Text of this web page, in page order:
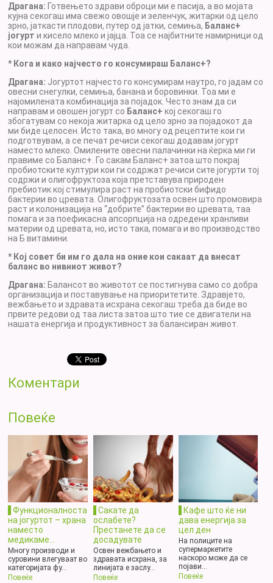
Драгана: Готвењето здрави оброци ми е пасија, а во мојата
кујна секогаш има свежо овошје и зеленчук, житарки од цело
зрно, јаткасти плодови, путер од јатки, семиња, Баланс+
јогурт и кисело млеко и јајца. Тоа се најбитните намирници од
кои можам да направам чуда.
* Кога и како најчесто го консумираш Баланс+?
Драгана: Јогуртот најчесто го консумирам наутро, го јадам со
овесни снегулки, семиња, банана и боровинки. Тоа ми е
најомилената комбинација за појадок. Често знам да си
направам и овошен јогурт со Баланс+ кој секогаш го
збогатувам со некоја житарка од цело зрно за појадокот да
ми биде целосен. Исто така, во многу од рецептите кои ги
подготвувам, а се печат речиси секогаш додавам јогурт
наместо млеко. Омилените овесни палачинки на ќерка ми ги
правиме со Баланс+. Го сакам Баланс+ затоа што покрај
пробиотските култури кои ги содржат речиси сите јогурти тој
содржи и олигофруктоза која претставува природен
пребиотик кој стимулира раст на пробиотски бифидо
бактерии во цревата. Олигофруктозата освен што промовира
раст и колонизација на “добрите” бактерии во цревата, таа
помага и за поефикасна апсорпција на одредени хранливи
материи од цревата, но, исто така, помага и во производство
на Б витамини.
* Кој совет би им го дала на оние кои сакаат да внесат
баланс во нивниот живот?
Драгана: Балансот во животот се постигнува само со добра
организација и поставување на приоритетите. Здравјето,
вежбањето и здравата исхрана секогаш треба да биде во
првите редови од таа листа затоа што тие се двигатели на
нашата енергија и продуктивност за балансиран живот.
Коментари
Повеќе
Функционалноста
на јогуртот – храна
наместо
медикаме...
Многу производи и
суровини влегуваат во
категоријата фу...
Повеќе
Сакате да
ослабете?
Престанете да се
досадувате
Освен вежбањето и
здравата исхрана, за
линијата е заслу...
Повеќе
Кафе што ќе ни
дава енергија за
цел ден
На полиците на
супермаркетите
наскоро може да се
појави...
Повеќе